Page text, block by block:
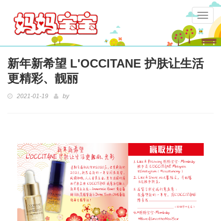
新年新希望 L'OCCITANE 护肤让生活
更精彩、靓丽
2021-01-19 by